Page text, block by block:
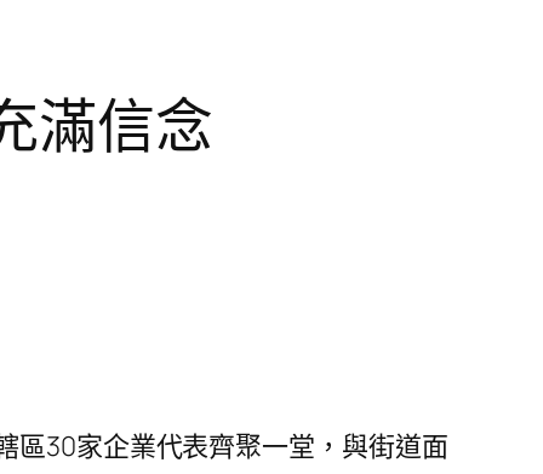
滿信念
區30家企業代表齊聚一堂，與街道面